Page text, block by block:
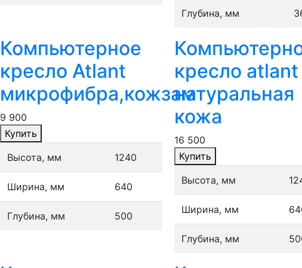
Глубина, мм
Компьютерное
кресло Atlant
микрофибра,кожзам
9 900
Купить
Высота, мм
1240
Ширина, мм 640
Глубина, мм 500
кресло atlant
натуральная
кожа
16 500
Купить
Высота, мм
Ширина, мм
Глубина, мм